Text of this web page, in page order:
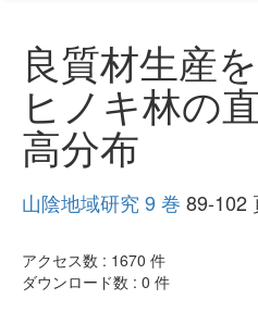
良質材生産
ヒノキ林の
高分布
山陰地域研究 9 巻 89-102
アクセス数 : 1670 件
ダウンロード数 : 0 件